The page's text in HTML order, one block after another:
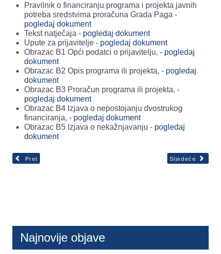
Pravilnik o financiranju programa i projekta javnih
potreba sredstvima proračuna Grada Paga -
pogledaj dokument
Tekst natječaja - pogledaj dokument
Upute za prijavitelje - pogledaj dokument
Obrazac B1 Opći podatci o prijavitelju, - pogledaj
dokument
Obrazac B2 Opis programa ili projekta, - pogledaj
dokument
Obrazac B3 Proračun programa ili projekta, -
pogledaj dokument
Obrazac B4 Izjava o nepostojanju dvostrukog
financiranja, - pogledaj dokument
Obrazac B5 Izjava o nekažnjavanju - pogledaj
dokument
Pret Sljedeće
Najnovije objave